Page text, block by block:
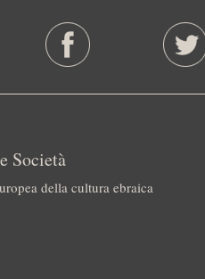
Società
della cultura ebraica